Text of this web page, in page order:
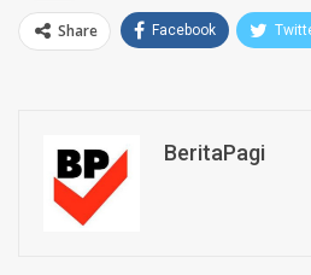
Share Facebook
BeritaPagi